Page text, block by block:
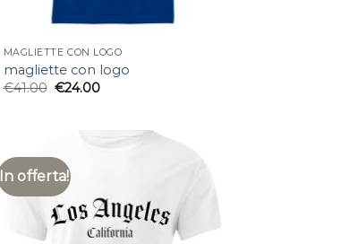
MAGLIETTE CON LOGO
magliette con logo
€41.00 €24.00
In offerta!